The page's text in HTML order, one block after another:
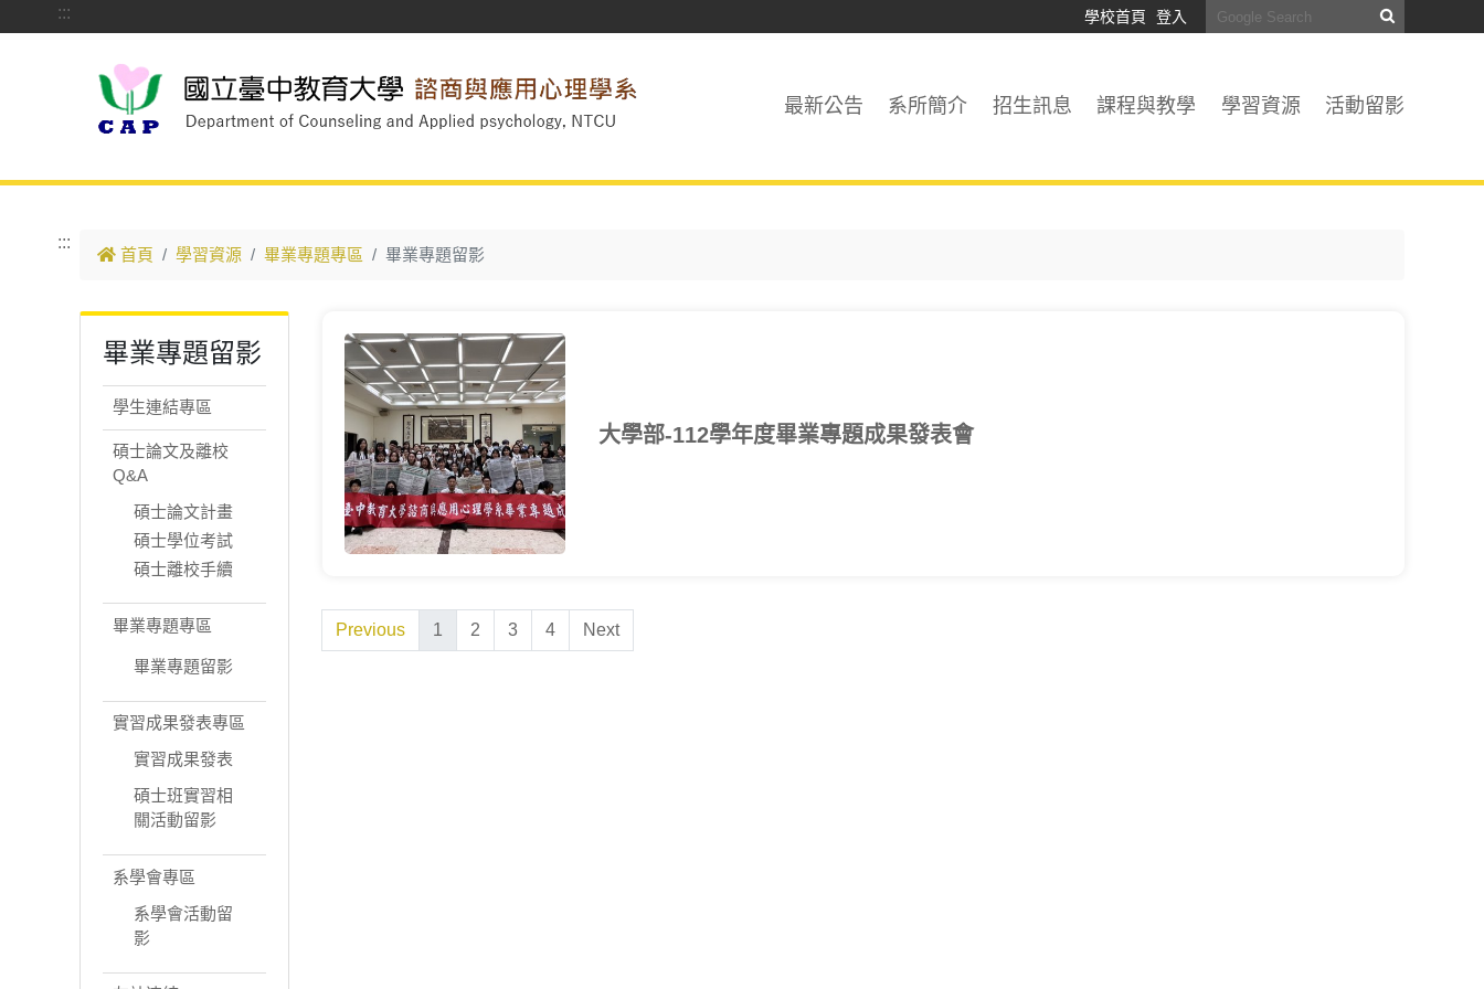
::: 學校首頁 登入
跳到主要內容 最新公告 系所簡介 招生訊息 課程與教學 學習資源 活動留影
:::
首頁 學習資源 畢業專題專區 畢業專題留影
畢業專題留影
學生連結專區
碩士論文及離校
Q&A
碩士論文計畫
碩士學位考試
碩士離校手續
畢業專題專區
畢業專題留影
實習成果發表專區
實習成果發表
碩士班實習相
關活動留影
系學會專區
系學會活動留
影
大學部-112學年度畢業專題成果發表會
Previous 1 2 3 4 Next